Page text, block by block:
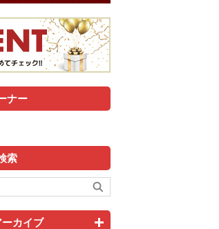
ナー
索
ーカイブ